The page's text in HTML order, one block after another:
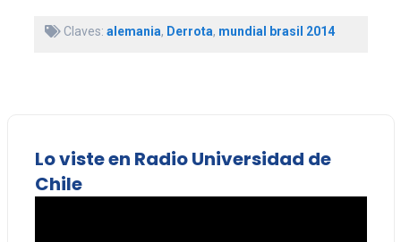
Claves: alemania, Derrota, mundial brasil 2014
Lo viste en Radio Universidad de
Chile